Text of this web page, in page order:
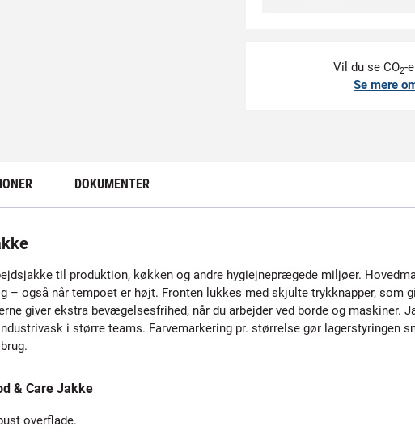
Vil du se CO2-
Se mere
DOKUMENTER
til produktion, køkken og andre hygiejneprægede miljøer.
– også når tempoet er højt. Fronten lukkes med skjulte trykknapper, som
giver ekstra bevægelsesfrihed, når du arbejder ved borde og maskiner.
i større teams. Farvemarkering pr. størrelse gør lagerstyringen
& Care Jakke
overflade.